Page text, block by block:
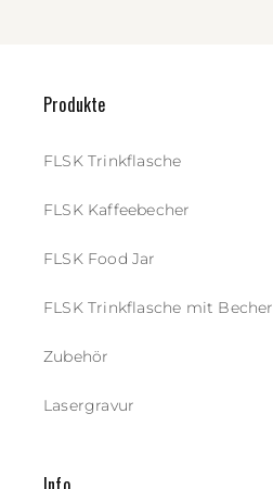
Produkte
FLSK Trinkflasche
FLSK Kaffeebecher
FLSK Food Jar
FLSK Trinkflasche mit Becher
Zubehör
Lasergravur